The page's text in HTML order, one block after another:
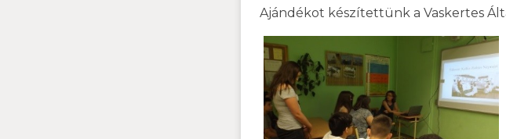
Ajándékot készítettünk a Vaskertes